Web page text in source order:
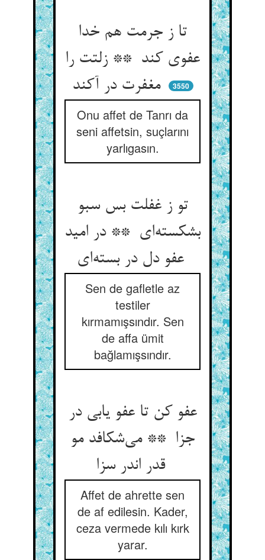
تا ز جرمت هم خدا
عفوی کند ** زلتت را
مغفرت در آکند
3550
Onu affet de Tanrı da
seni affetsin, suçlarını
yarlıgasın.
تو ز غفلت بس سبو
بشکسته‌ای ** در امید
عفو دل در بسته‌ای
Sen de gafletle az
testiler
kırmamışsındır. Sen
de affa ümit
bağlamışsındır.
عفو کن تا عفو یابی در
جزا ** می‌شکافد مو
قدر اندر سزا
Affet de ahrette sen
de af edilesin. Kader,
ceza vermede kılı kırk
yarar.